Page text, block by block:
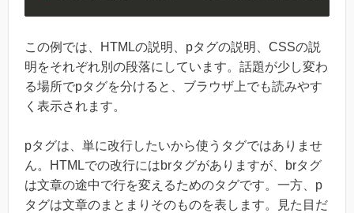
この例では、HTMLの説明、pタグの説明、CSSの説
明をそれぞれ別の段落にしています。話題が少し変わ
る場所でpタグを分けると、ブラウザ上でも読みやす
く表示されます。
pタグは、単に改行したいから使うタグではありませ
ん。HTMLでの改行にはbrタグがありますが、brタグ
は文章の途中で行を変えるためのタグです。一方、p
タグは文章のまとまりそのものを表します。見た目だ